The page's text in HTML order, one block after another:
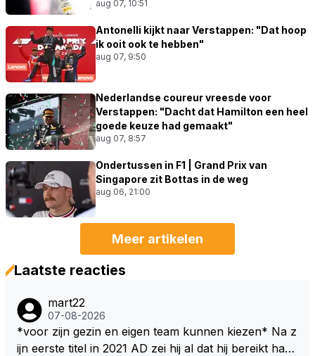
aug 07, 10:51
Antonelli kijkt naar Verstappen: "Dat hoop
ik ooit ook te hebben"
aug 07, 9:50
Nederlandse coureur vreesde voor
Verstappen: "Dacht dat Hamilton een heel
goede keuze had gemaakt"
aug 07, 8:57
Ondertussen in F1 | Grand Prix van
Singapore zit Bottas in de weg
aug 06, 21:00
Meer artikelen
Laatste reacties
mart22
07-08-2026
*voor zijn gezin en eigen team kunnen kiezen* Na z
ijn eerste titel in 2021 AD zei hij al dat hij bereikt had